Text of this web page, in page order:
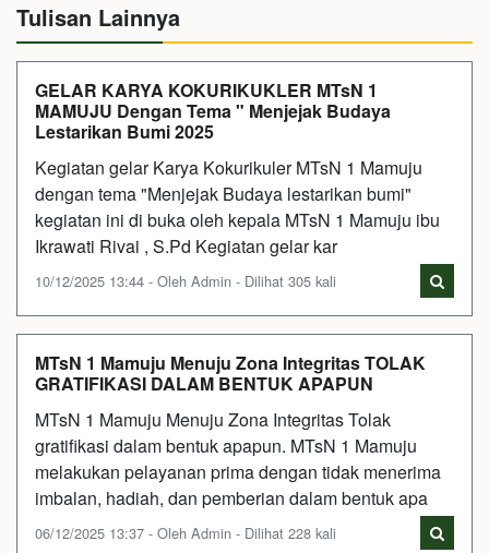
Tulisan Lainnya
GELAR KARYA KOKURIKUKLER MTsN 1
MAMUJU Dengan Tema " Menjejak Budaya
Lestarikan Bumi 2025
Kegiatan gelar Karya Kokurikuler MTsN 1 Mamuju
dengan tema "Menjejak Budaya lestarikan bumi"
kegiatan ini di buka oleh kepala MTsN 1 Mamuju ibu
Ikrawati Rivai , S.Pd Kegiatan gelar kar
10/12/2025 13:44 - Oleh Admin - Dilihat 305 kali
MTsN 1 Mamuju Menuju Zona Integritas TOLAK
GRATIFIKASI DALAM BENTUK APAPUN
MTsN 1 Mamuju Menuju Zona Integritas Tolak
gratifikasi dalam bentuk apapun. MTsN 1 Mamuju
melakukan pelayanan prima dengan tidak menerima
imbalan, hadiah, dan pemberian dalam bentuk apa
06/12/2025 13:37 - Oleh Admin - Dilihat 228 kali